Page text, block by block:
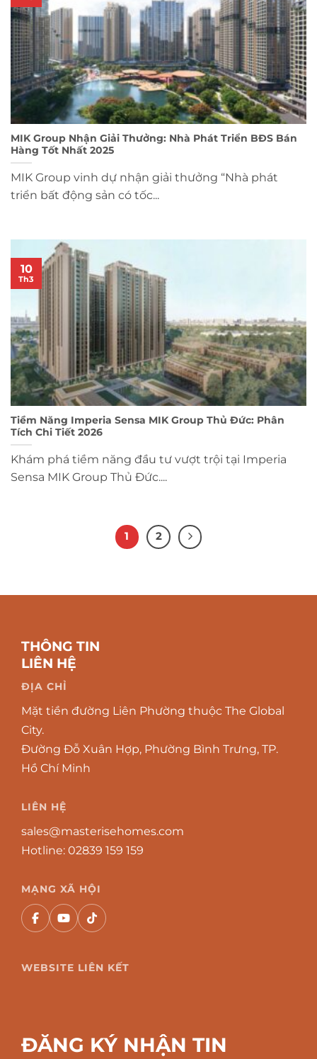
MIK Group Nhận Giải Thưởng: Nhà Phát Triển BĐS Bán
Hàng Tốt Nhất 2025
MIK Group vinh dự nhận giải thưởng “Nhà phát
triển bất động sản có tốc...
Tiềm Năng Imperia Sensa MIK Group Thủ Đức: Phân
Tích Chi Tiết 2026
Khám phá tiềm năng đầu tư vượt trội tại Imperia
Sensa MIK Group Thủ Đức....
10
Th3
1 2
THÔNG TIN
LIÊN HỆ
ĐỊA CHỈ
Mặt tiền đường Liên Phường thuộc The Global
City.
Đường Đỗ Xuân Hợp, Phường Bình Trưng, TP.
Hồ Chí Minh
LIÊN HỆ
sales@masterisehomes.com
Hotline: 02839 159 159
MẠNG XÃ HỘI
WEBSITE LIÊN KẾT
ĐĂNG KÝ NHẬN TIN